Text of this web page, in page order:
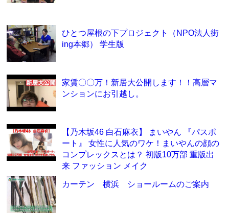
ひとつ屋根の下プロジェクト（NPO法人街
ing本郷） 学生版
家賃〇〇万！新居大公開します！！高層マ
ンションにお引越し。
【乃木坂46 白石麻衣】 まいやん 『パスポ
ート』 女性に人気のワケ！まいやんの顔の
コンプレックスとは？ 初版10万部 重版出
来 ファッション メイク
カーテン 横浜 ショールームのご案内